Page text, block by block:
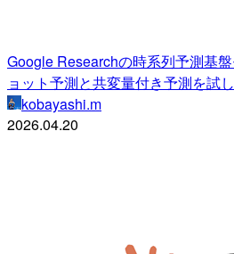
Google Researchの時系列予測基
ョット予測と共変量付き予測を試
kobayashi.m
2026.04.20